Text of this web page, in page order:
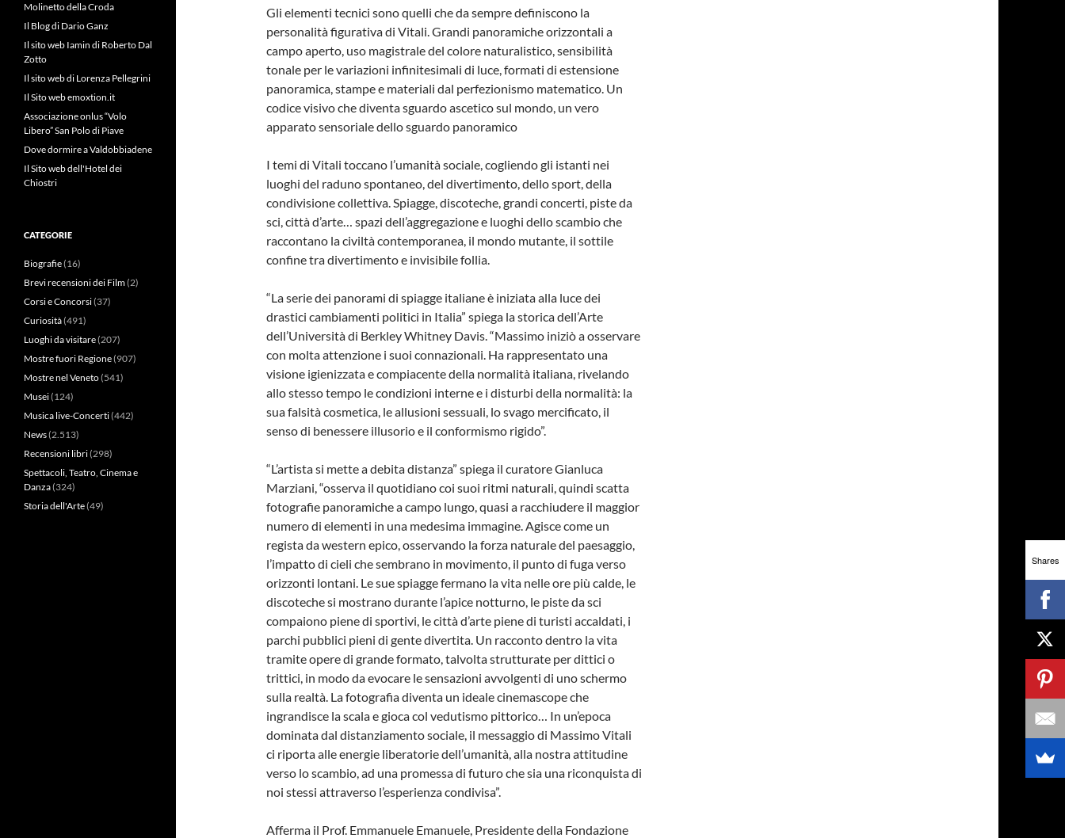
Gli elementi tecnici sono quelli che da sempre definiscono la
personalità figurativa di Vitali. Grandi panoramiche orizzontali a
campo aperto, uso magistrale del colore naturalistico, sensibilità
tonale per le variazioni infinitesimali di luce, formati di estensione
panoramica, stampe e materiali dal perfezionismo matematico. Un
codice visivo che diventa sguardo ascetico sul mondo, un vero
apparato sensoriale dello sguardo panoramico
I temi di Vitali toccano l’umanità sociale, cogliendo gli istanti nei
luoghi del raduno spontaneo, del divertimento, dello sport, della
condivisione collettiva. Spiagge, discoteche, grandi concerti, piste da
sci, città d’arte… spazi dell’aggregazione e luoghi dello scambio che
raccontano la civiltà contemporanea, il mondo mutante, il sottile
confine tra divertimento e invisibile follia.
“La serie dei panorami di spiagge italiane è iniziata alla luce dei
drastici cambiamenti politici in Italia” spiega la storica dell’Arte
dell’Università di Berkley Whitney Davis. “Massimo iniziò a osservare
con molta attenzione i suoi connazionali. Ha rappresentato una
visione igienizzata e compiacente della normalità italiana, rivelando
allo stesso tempo le condizioni interne e i disturbi della normalità: la
sua falsità cosmetica, le allusioni sessuali, lo svago mercificato, il
senso di benessere illusorio e il conformismo rigido”.
“L’artista si mette a debita distanza” spiega il curatore Gianluca
Marziani, “osserva il quotidiano coi suoi ritmi naturali, quindi scatta
fotografie panoramiche a campo lungo, quasi a racchiudere il maggior
numero di elementi in una medesima immagine. Agisce come un
regista da western epico, osservando la forza naturale del paesaggio,
l’impatto di cieli che sembrano in movimento, il punto di fuga verso
orizzonti lontani. Le sue spiagge fermano la vita nelle ore più calde, le
discoteche si mostrano durante l’apice notturno, le piste da sci
compaiono piene di sportivi, le città d’arte piene di turisti accaldati, i
parchi pubblici pieni di gente divertita. Un racconto dentro la vita
tramite opere di grande formato, talvolta strutturate per dittici o
trittici, in modo da evocare le sensazioni avvolgenti di uno schermo
sulla realtà. La fotografia diventa un ideale cinemascope che
ingrandisce la scala e gioca col vedutismo pittorico… In un’epoca
dominata dal distanziamento sociale, il messaggio di Massimo Vitali
ci riporta alle energie liberatorie dell’umanità, alla nostra attitudine
verso lo scambio, ad una promessa di futuro che sia una riconquista di
noi stessi attraverso l’esperienza condivisa”.
Afferma il Prof. Emmanuele Emanuele, Presidente della Fondazione
Molinetto della Croda
Il Blog di Dario Ganz
Il sito web Iamin di Roberto Dal
Zotto
Il sito web di Lorenza Pellegrini
Il Sito web emoxtion.it
Associazione onlus “Volo
Libero” San Polo di Piave
Dove dormire a Valdobbiadene
Il Sito web dell'Hotel dei
Chiostri
CATEGORIE
Biografie(16)
Brevi recensioni dei Film(2)
Corsi e Concorsi(37)
Curiosità(491)
Luoghi da visitare(207)
Mostre fuori Regione(907)
Mostre nel Veneto(541)
Musei(124)
Musica live-Concerti(442)
News(2.513)
Recensioni libri(298)
Spettacoli, Teatro, Cinema e
Danza(324)
Storia dell'Arte(49)
Shares